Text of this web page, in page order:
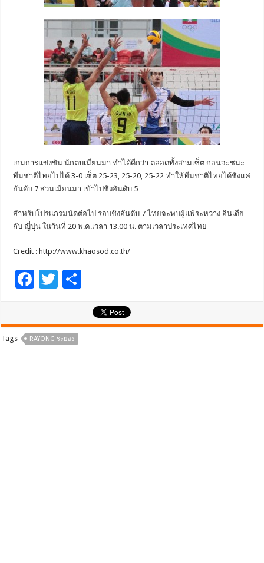
เกมการแข่งขัน นักตบเมียนมา ทำได้ดีกว่า ตลอดทั้งสามเซ็ต ก่อนจะชนะ
ทีมชาติไทยไปได้ 3-0 เซ็ต 25-23, 25-20, 25-22 ทำให้ทีมชาติไทยได้ชิงแค่
อันดับ 7 ส่วนเมียนมา เข้าไปชิงอันดับ 5
สำหรับโปรแกรมนัดต่อไป รอบชิงอันดับ 7 ไทยจะพบผู้แพ้ระหว่าง อินเดีย
กับ ญี่ปุ่น ในวันที่ 20 พ.ค.เวลา 13.00 น. ตามเวลาประเทศไทย
Credit : http://www.khaosod.co.th/
F
b
T
er
ar
Tags RAYONG ระยอง